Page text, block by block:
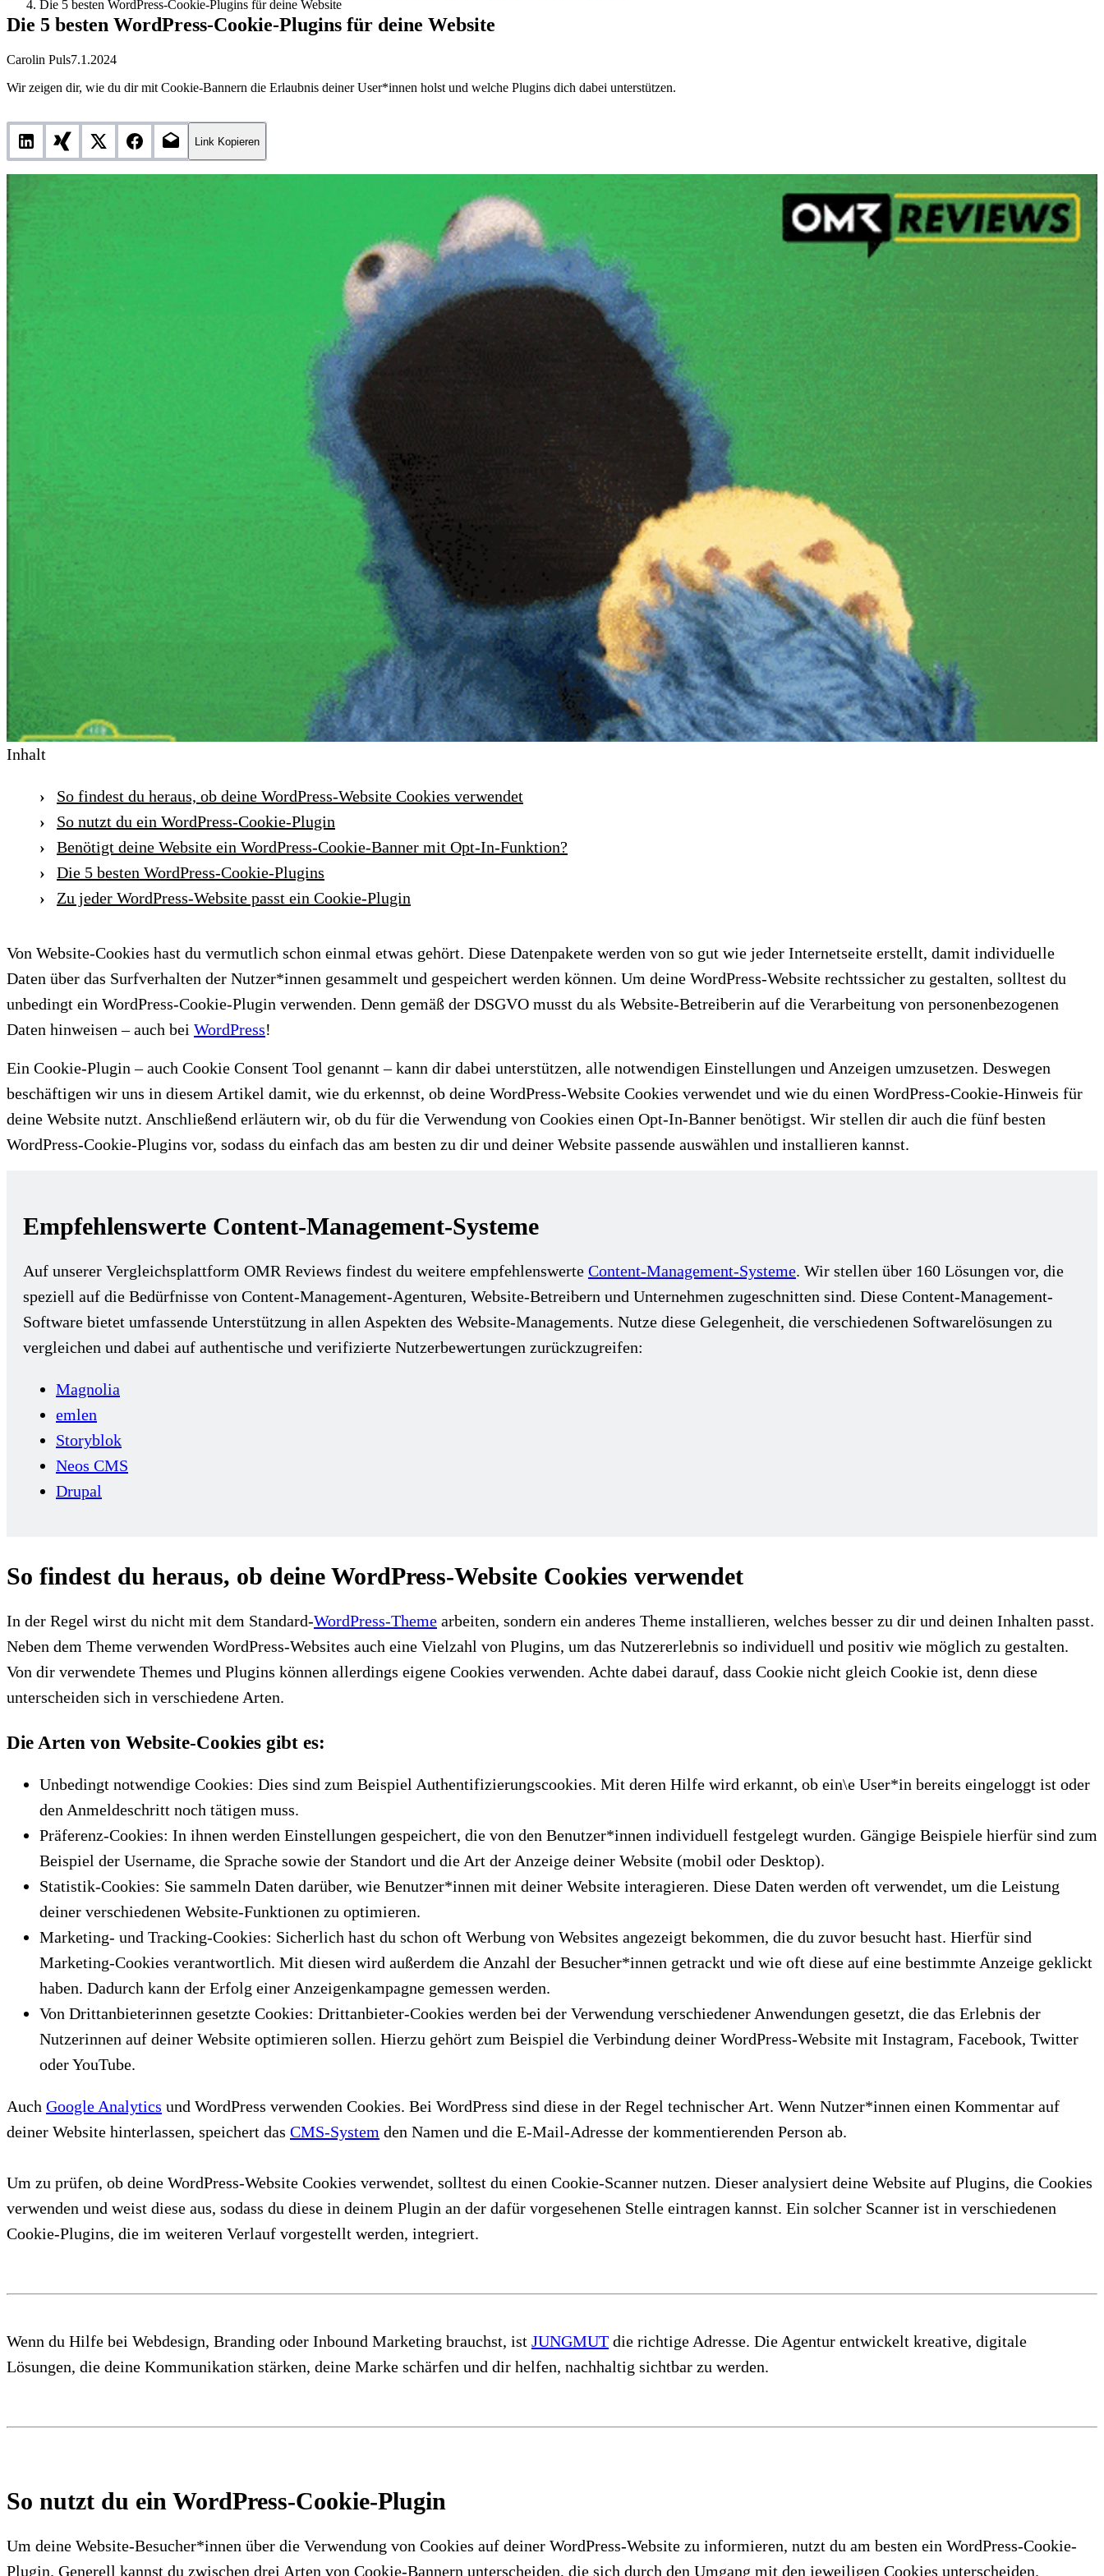
Die 5 besten WordPress-Cookie-Plugins für deine Website
Die 5 besten WordPress-Cookie-Plugins für deine Website
Carolin Puls7.1.2024
Wir zeigen dir, wie du dir mit Cookie-Bannern die Erlaubnis deiner User*innen holst und welche Plugins dich dabei unterstützen.
Link Kopieren
Inhalt
So findest du heraus, ob deine WordPress-Website Cookies verwendet
So nutzt du ein WordPress-Cookie-Plugin
Benötigt deine Website ein WordPress-Cookie-Banner mit Opt-In-Funktion?
Die 5 besten WordPress-Cookie-Plugins
Zu jeder WordPress-Website passt ein Cookie-Plugin
Von Website-Cookies hast du vermutlich schon einmal etwas gehört. Diese Datenpakete werden von so gut wie jeder Internetseite erstellt, damit individuelle
Daten über das Surfverhalten der Nutzer*innen gesammelt und gespeichert werden können. Um deine WordPress-Website rechtssicher zu gestalten, solltest du
unbedingt ein WordPress-Cookie-Plugin verwenden. Denn gemäß der DSGVO musst du als Website-Betreiberin auf die Verarbeitung von personenbezogenen
Daten hinweisen – auch bei WordPress!
Ein Cookie-Plugin – auch Cookie Consent Tool genannt – kann dir dabei unterstützen, alle notwendigen Einstellungen und Anzeigen umzusetzen. Deswegen
beschäftigen wir uns in diesem Artikel damit, wie du erkennst, ob deine WordPress-Website Cookies verwendet und wie du einen WordPress-Cookie-Hinweis für
deine Website nutzt. Anschließend erläutern wir, ob du für die Verwendung von Cookies einen Opt-In-Banner benötigst. Wir stellen dir auch die fünf besten
WordPress-Cookie-Plugins vor, sodass du einfach das am besten zu dir und deiner Website passende auswählen und installieren kannst.
Empfehlenswerte Content-Management-Systeme
Auf unserer Vergleichsplattform OMR Reviews findest du weitere empfehlenswerte Content-Management-Systeme. Wir stellen über 160 Lösungen vor, die
speziell auf die Bedürfnisse von Content-Management-Agenturen, Website-Betreibern und Unternehmen zugeschnitten sind. Diese Content-Management-
Software bietet umfassende Unterstützung in allen Aspekten des Website-Managements. Nutze diese Gelegenheit, die verschiedenen Softwarelösungen zu
vergleichen und dabei auf authentische und verifizierte Nutzerbewertungen zurückzugreifen:
Magnolia
emlen
Storyblok
Neos CMS
Drupal
So findest du heraus, ob deine WordPress-Website Cookies verwendet
In der Regel wirst du nicht mit dem Standard-WordPress-Theme arbeiten, sondern ein anderes Theme installieren, welches besser zu dir und deinen Inhalten passt.
Neben dem Theme verwenden WordPress-Websites auch eine Vielzahl von Plugins, um das Nutzererlebnis so individuell und positiv wie möglich zu gestalten.
Von dir verwendete Themes und Plugins können allerdings eigene Cookies verwenden. Achte dabei darauf, dass Cookie nicht gleich Cookie ist, denn diese
unterscheiden sich in verschiedene Arten.
Die Arten von Website-Cookies gibt es:
Unbedingt notwendige Cookies: Dies sind zum Beispiel Authentifizierungscookies. Mit deren Hilfe wird erkannt, ob ein\e User*in bereits eingeloggt ist oder
den Anmeldeschritt noch tätigen muss.
Präferenz-Cookies: In ihnen werden Einstellungen gespeichert, die von den Benutzer*innen individuell festgelegt wurden. Gängige Beispiele hierfür sind zum
Beispiel der Username, die Sprache sowie der Standort und die Art der Anzeige deiner Website (mobil oder Desktop).
Statistik-Cookies: Sie sammeln Daten darüber, wie Benutzer*innen mit deiner Website interagieren. Diese Daten werden oft verwendet, um die Leistung
deiner verschiedenen Website-Funktionen zu optimieren.
Marketing- und Tracking-Cookies: Sicherlich hast du schon oft Werbung von Websites angezeigt bekommen, die du zuvor besucht hast. Hierfür sind
Marketing-Cookies verantwortlich. Mit diesen wird außerdem die Anzahl der Besucher*innen getrackt und wie oft diese auf eine bestimmte Anzeige geklickt
haben. Dadurch kann der Erfolg einer Anzeigenkampagne gemessen werden.
Von Drittanbieterinnen gesetzte Cookies: Drittanbieter-Cookies werden bei der Verwendung verschiedener Anwendungen gesetzt, die das Erlebnis der
Nutzerinnen auf deiner Website optimieren sollen. Hierzu gehört zum Beispiel die Verbindung deiner WordPress-Website mit Instagram, Facebook, Twitter
oder YouTube.
Auch Google Analytics und WordPress verwenden Cookies. Bei WordPress sind diese in der Regel technischer Art. Wenn Nutzer*innen einen Kommentar auf
deiner Website hinterlassen, speichert das CMS-System den Namen und die E-Mail-Adresse der kommentierenden Person ab.
Um zu prüfen, ob deine WordPress-Website Cookies verwendet, solltest du einen Cookie-Scanner nutzen. Dieser analysiert deine Website auf Plugins, die Cookies
verwenden und weist diese aus, sodass du diese in deinem Plugin an der dafür vorgesehenen Stelle eintragen kannst. Ein solcher Scanner ist in verschiedenen
Cookie-Plugins, die im weiteren Verlauf vorgestellt werden, integriert.
Wenn du Hilfe bei Webdesign, Branding oder Inbound Marketing brauchst, ist JUNGMUT die richtige Adresse. Die Agentur entwickelt kreative, digitale
Lösungen, die deine Kommunikation stärken, deine Marke schärfen und dir helfen, nachhaltig sichtbar zu werden.
So nutzt du ein WordPress-Cookie-Plugin
Um deine Website-Besucher*innen über die Verwendung von Cookies auf deiner WordPress-Website zu informieren, nutzt du am besten ein WordPress-Cookie-
Plugin. Generell kannst du zwischen drei Arten von Cookie-Bannern unterscheiden, die sich durch den Umgang mit den jeweiligen Cookies unterscheiden.